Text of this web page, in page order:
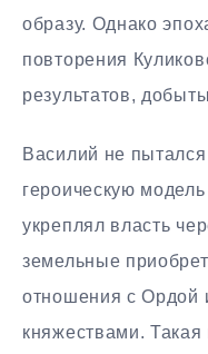
образу. Однако
повторения
результатов,
Василий не
героическую
укреплял власть
земельные
отношения с Ордой
княжествами. Такая